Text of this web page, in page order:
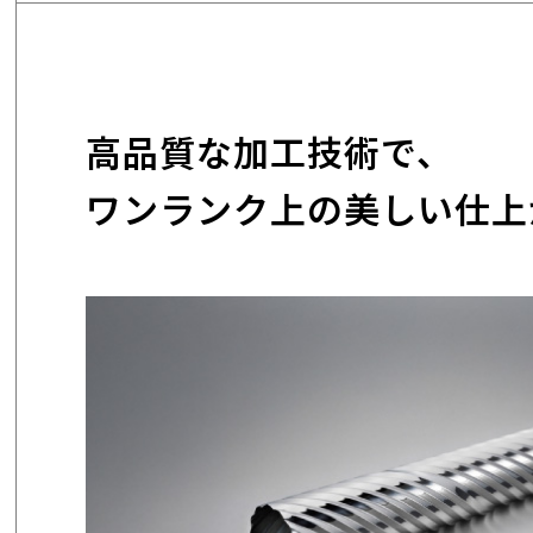
高品質な加工技術で、
ワンランク上の美しい仕